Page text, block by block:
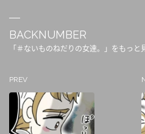
BACKNUMBER
「＃ないものねだりの女達。」をもっと
PREV